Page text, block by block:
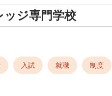
ジ専門学校
入試 就職 制度